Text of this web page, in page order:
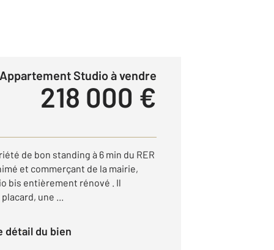
Appartement Studio à vendre
218 000 €
de bon standing à 6 min du RER
et commerçant de la mairie,
bis entièrement rénové . Il
une ...
détail du bien